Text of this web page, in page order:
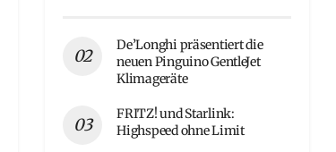
De’Longhi präsentiert die
neuen Pinguino GentleJet
Klimageräte
FRITZ! und Starlink:
Highspeed ohne Limit